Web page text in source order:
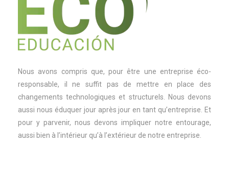
Nous avons compris que, pour être une entreprise éco-
responsable, il ne suffit pas de mettre en place des
changements technologiques et structurels. Nous devons
aussi nous éduquer jour après jour en tant qu’entreprise. Et
pour y parvenir, nous devons impliquer notre entourage,
aussi bien à l’intérieur qu’à l’extérieur de notre entreprise.